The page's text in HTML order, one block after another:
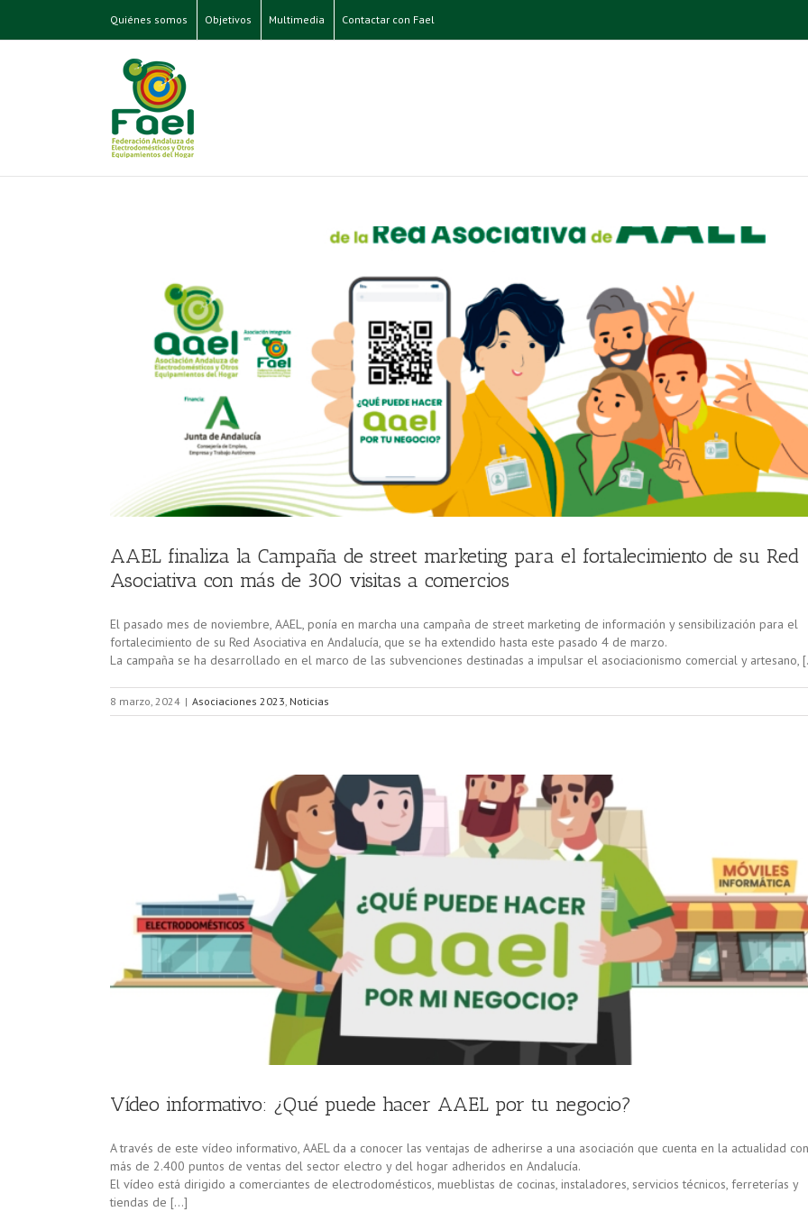
Quiénes somos Objetivos Multimedia Contactar con Fael
AAEL finaliza la Campaña de street marketing para el fortalecimiento de su Red
Asociativa con más de 300 visitas a comercios
El pasado mes de noviembre, AAEL, ponía en marcha una campaña de street marketing de información y sensibilización para el
fortalecimiento de su Red Asociativa en Andalucía, que se ha extendido hasta este pasado 4 de marzo.
La campaña se ha desarrollado en el marco de las subvenciones destinadas a impulsar el asociacionismo comercial y artesano,
8 marzo, 2024 | Asociaciones 2023, Noticias
Vídeo informativo: ¿Qué puede hacer AAEL por tu negocio?
A través de este vídeo informativo, AAEL da a conocer las ventajas de adherirse a una asociación que cuenta en la actualidad con
más de 2.400 puntos de ventas del sector electro y del hogar adheridos en Andalucía.
El vídeo está dirigido a comerciantes de electrodomésticos, mueblistas de cocinas, instaladores, servicios técnicos, ferreterías y
tiendas de […]